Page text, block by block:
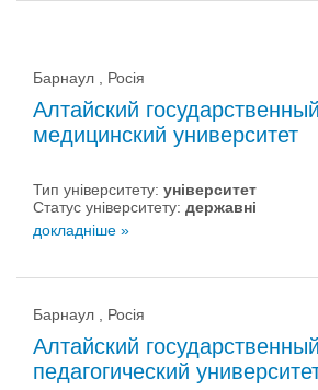
Барнаул , Росія
Алтайский государственный
медицинский университет
Тип університету: університет
Статус університету: державні
докладніше »
Барнаул , Росія
Алтайский государственный
педагогический